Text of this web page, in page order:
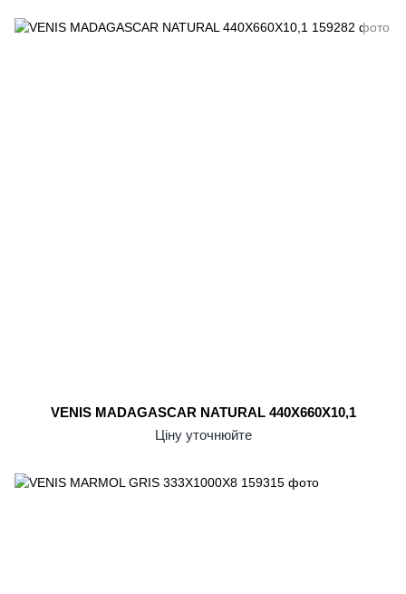
VENIS MADAGASCAR NATURAL 440X660X10,1
Ціну уточнюйте